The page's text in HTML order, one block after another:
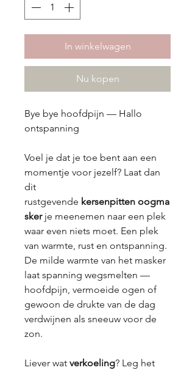
In winkelwagen
Nu kopen
Bye bye hoofdpijn — Hallo
ontspanning
Voel je dat je toe bent aan een
momentje voor jezelf? Laat dan
dit
rustgevende kersenpitten oogma
skerje meenemen naar een plek
waar even niets moet. Een plek
van warmte, rust en ontspanning.
De milde warmte van het masker
laat spanning wegsmelten —
hoofdpijn, vermoeide ogen of
gewoon de drukte van de dag
verdwijnen als sneeuw voor de
zon.
Liever wat verkoeling? Leg het